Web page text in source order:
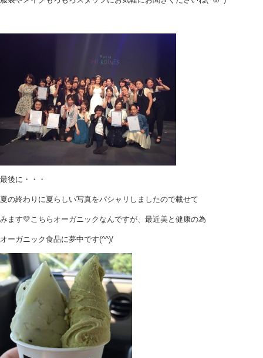
最後に・・・
夏の終わりに夏らしい写真をパシャリしましたので載せて
みます💛こちらオーガニックなんですが、最近美と健康の為
オーガニック食品に夢中です(^^)/